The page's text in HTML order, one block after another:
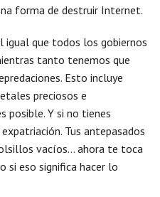
forma de destruir Internet.
igual que todos los gobiernos
tanto tenemos que
Esto incluye
preciosos e
posible. Y si no tienes
Tus antepasados
vacíos… ahora te toca
si eso significa hacer lo